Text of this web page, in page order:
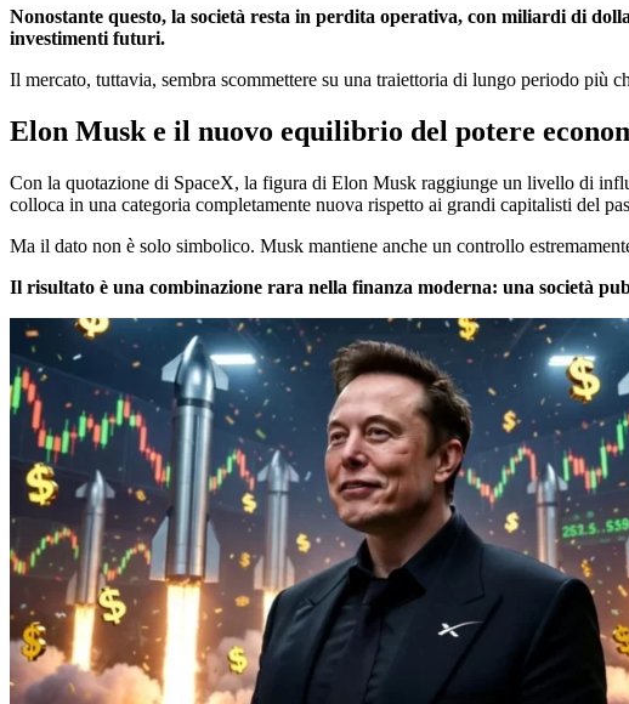
Nonostante questo, la società resta in perdita operativa, con miliardi di
investimenti futuri.
Il mercato, tuttavia, sembra scommettere su una traiettoria di lungo periodo più
Elon Musk e il nuovo equilibrio del potere
Con la quotazione di SpaceX, la figura di Elon Musk raggiunge un livello di
colloca in una categoria completamente nuova rispetto ai grandi capitalisti del
Ma il dato non è solo simbolico. Musk mantiene anche un controllo
Il risultato è una combinazione rara nella finanza moderna: una società